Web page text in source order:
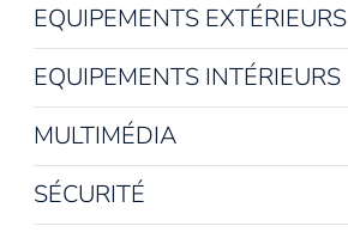
EQUIPEMENTS EXTÉRIEURS
EQUIPEMENTS INTÉRIEURS
MULTIMÉDIA
SÉCURITÉ